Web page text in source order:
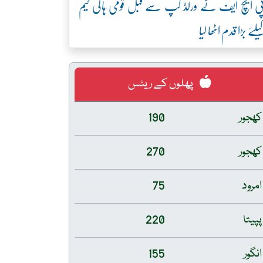
بڑا قدم اٹھا لیا
پھلوں کے ریٹس
کھجور
190
کھجور
270
امرود
75
پپیتا
220
انگور
155